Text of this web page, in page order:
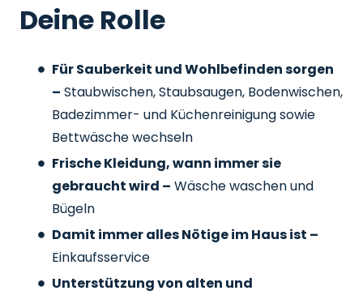
Deine Rolle
Für Sauberkeit und Wohlbefinden sorgen
– Staubwischen, Staubsaugen, Bodenwischen,
Badezimmer- und Küchenreinigung sowie
Bettwäsche wechseln
Frische Kleidung, wann immer sie
gebraucht wird – Wäsche waschen und
Bügeln
Damit immer alles Nötige im Haus ist –
Einkaufsservice
Unterstützung von alten und